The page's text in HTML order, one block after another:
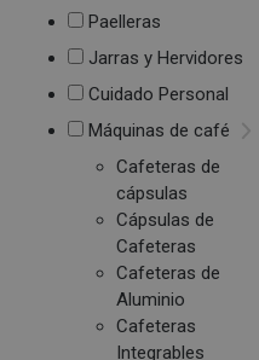
Paelleras
Jarras y Hervidores
Cuidado Personal
Máquinas de café
Cafeteras de
cápsulas
Cápsulas de
Cafeteras
Cafeteras de
Aluminio
Cafeteras
Integrables